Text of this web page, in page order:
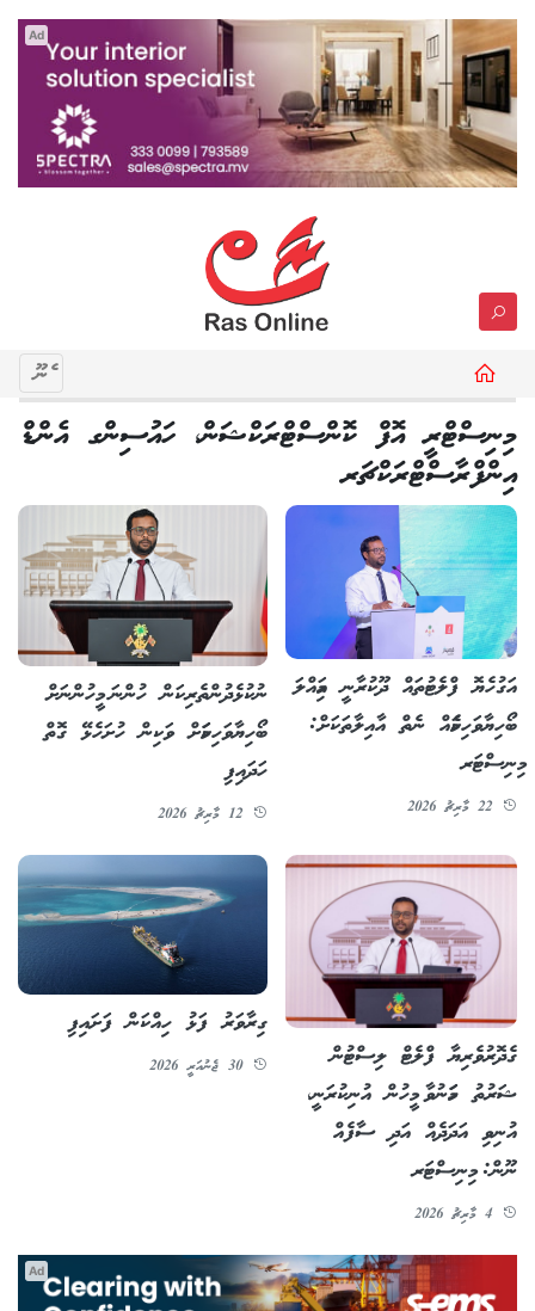
Ad
މެނޫ
މިނިސްޓްރީ އޮފް ކޮންސްޓްރަކްޝަން، ހައުސިންގ އެންޑް
އިންފްރާސްޓްރަކްޗަރ
އަގުހެޔޮ ފްލެޓުތައް ދޫކުރާނީ އަމިއްލަ
ބޯހިޔާވަހިކަމެއް ނެތް އާއިލާތަކަށް:
މިނިސްޓަރ
ނުކުޅެދުންތެރިކަން ހުންނަ މީހުންނަށް
ބޯހިޔާވަހިކަމަށް ވަކިން ހުށަހެޅޭ ގޮތް
ހަދައިފި
ގެދޮރުވެރިޔާ ފްލެޓް ލިސްޓުން
ޝަރުތު ހަމަނުވާ މީހުން އުނިކުރަނީ،
އުނިވި އަދަދެއް އަދި ސާފެއް
ނޫން: މިނިސްޓަރ
4 މާރިޗު 2026
ގިރާވަރު ފަޅު ހިއްކަން ފަށައިފި
30 ޖެނުއަރީ 2026
Ad